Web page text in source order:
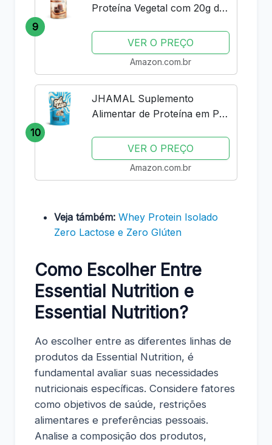
9
Proteína Vegetal com 20g de
Suplemento Alimentar À Base
de Plantas - Sem Lactose,
Sem Glúten, Vegano - Sabor
Brownie...
VER O PREÇO
Amazon.com.br
10
JHAMAL Suplemento
Alimentar de Proteína em Pó
Saudável e Rico em Proteínas
- Vegano, Sem Glúten, Sem
Adição de Açúcar, Sem OGM,
VER O PREÇO
Amazon.com.br
Veja támbém: Whey Protein Isolado
Zero Lactose e Zero Glúten
Como Escolher Entre
Essential Nutrition e
Essential Nutrition?
Ao escolher entre as diferentes linhas de
produtos da Essential Nutrition, é
fundamental avaliar suas necessidades
nutricionais específicas. Considere fatores
como objetivos de saúde, restrições
alimentares e preferências pessoais.
Analise a composição dos produtos,